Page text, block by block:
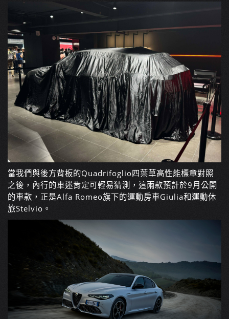
當我們與後方背板的Quadrifoglio四葉草高性能標章對照
之後，內行的車迷肯定可輕易猜測，這兩款預計於9月公開
的車款，正是Alfa Romeo旗下的運動房車Giulia和運動休
旅Stelvio。